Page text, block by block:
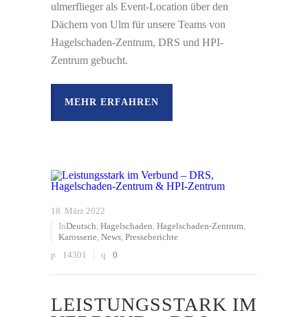
ulmerflieger als Event-Location über den
Dächern von Ulm für unsere Teams von
Hagelschaden-Zentrum, DRS und HPI-
Zentrum gebucht.
MEHR ERFAHREN
18. März 2022
InDeutsch, Hagelschaden, Hagelschaden-Zentrum,
Karosserie, News, Presseberichte
14301
0
LEISTUNGSSTARK IM